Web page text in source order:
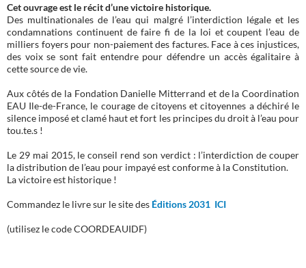
Cet ouvrage est le récit d’une victoire historique.
Des multinationales de l’eau qui malgré l’interdiction légale et les
condamnations continuent de faire fi de la loi et coupent l’eau de
milliers foyers pour non-paiement des factures. Face à ces injustices,
des voix se sont fait entendre pour défendre un accès égalitaire à
cette source de vie.
Aux côtés de la Fondation Danielle Mitterrand et de la Coordination
EAU Ile-de-France, le courage de citoyens et citoyennes a déchiré le
silence imposé et clamé haut et fort les principes du droit à l’eau pour
tou.te.s !
Le 29 mai 2015, le conseil rend son verdict : l’interdiction de couper
la distribution de l’eau pour impayé est conforme à la Constitution.
La victoire est historique !
Commandez le livre sur le site des Éditions 2031 ICI
(utilisez le code COORDEAUIDF)